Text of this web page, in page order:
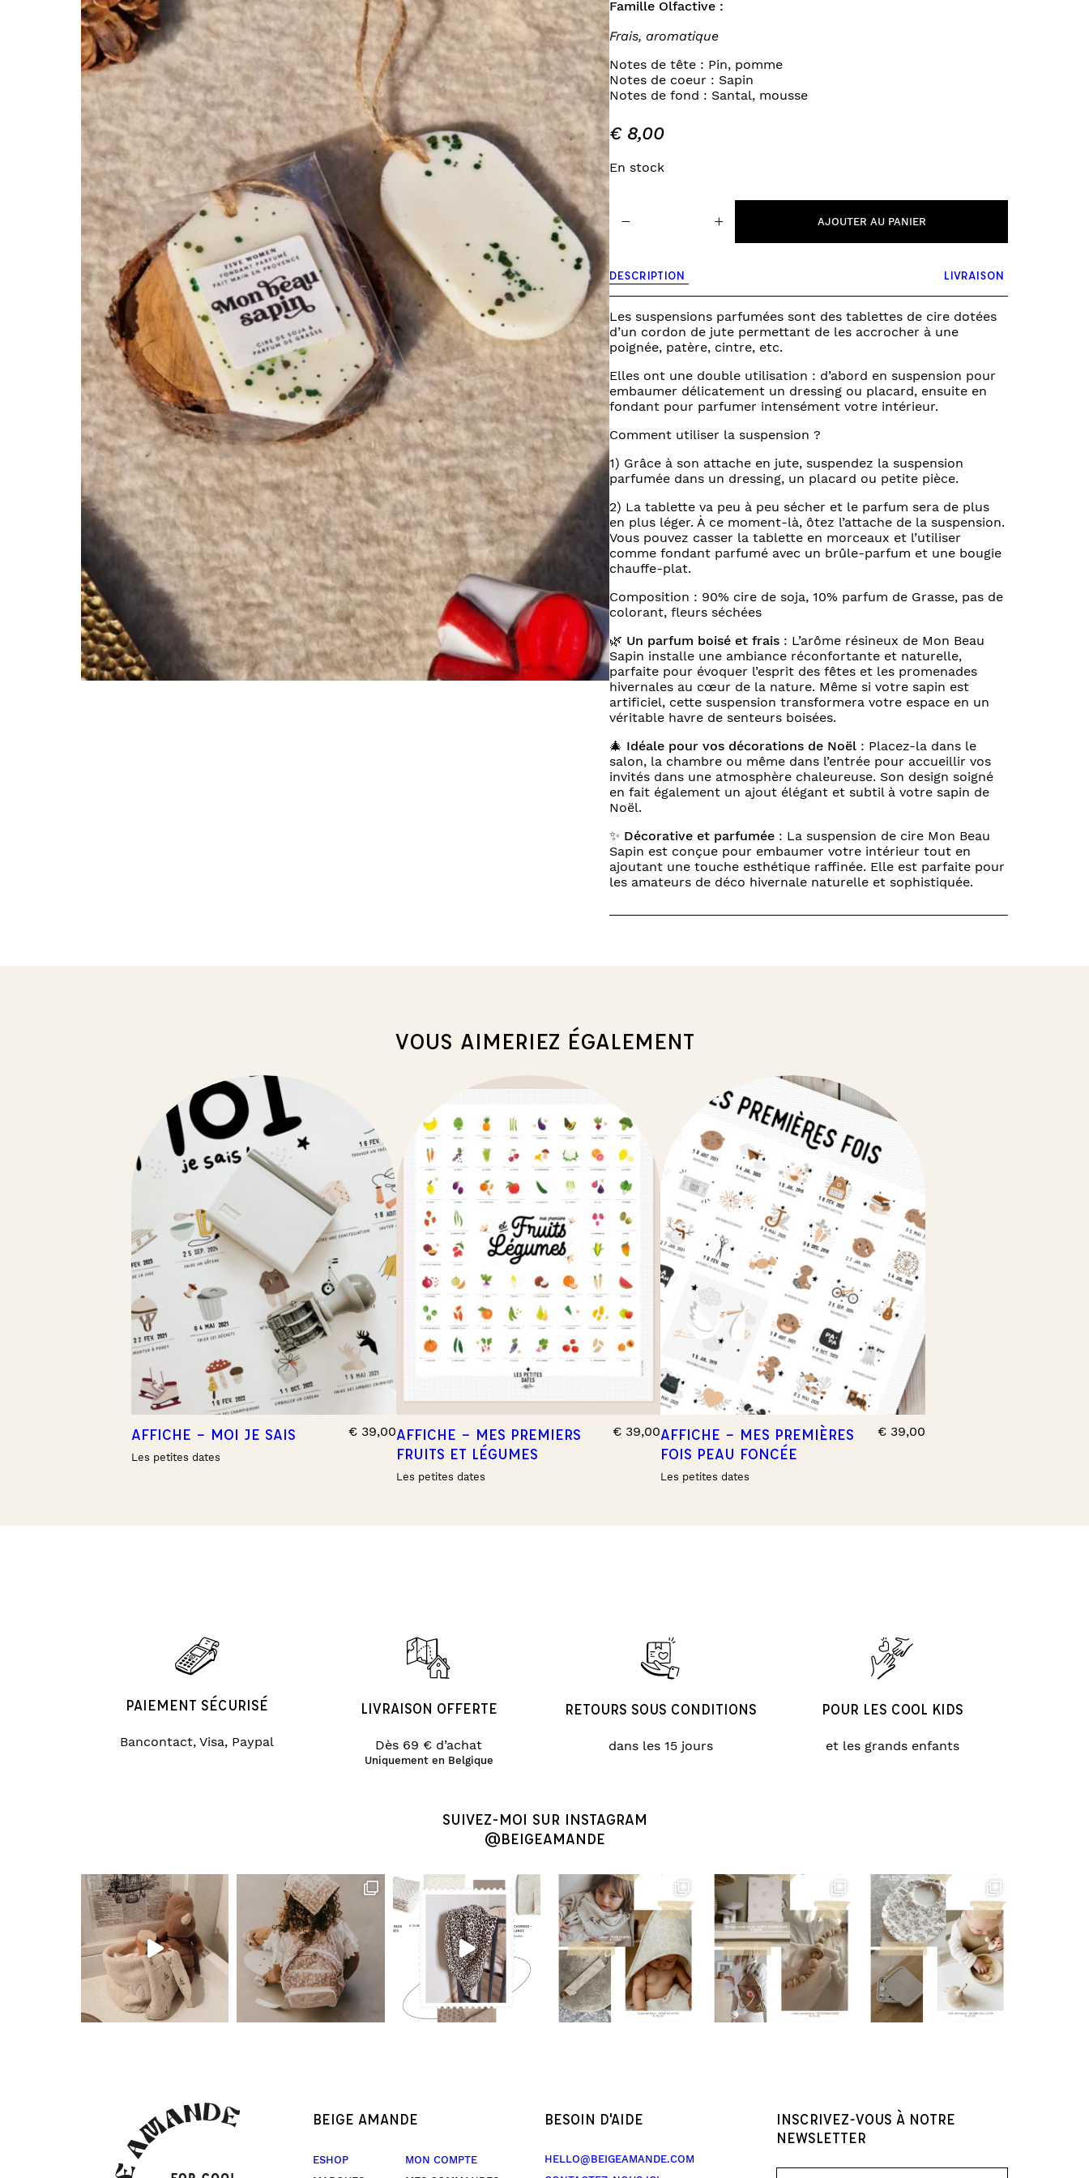
T-SHIRTS/BLOUSES
TÉTINES ET ATTACHES TÉTINES
TROUSSES DE TOILETTE
SAVONS
TOURS DE LIT
VEILLEUSES
BIJOUX
BOUGIES
BRÛLES PARFUM
FONDANTS PARFUMÉS
PAPETERIE
PARFUMS VOITURE
SAC WEEK-END
SAVONS
SPRAY TEXTILES
SUSPENSIONS PARFUMÉES
TABLEAUX D’APPRENTISSAGES
CARTE CADEAU 💌
Famille Olfactive :
Frais, aromatique
Notes de tête : Pin, pomme
Notes de coeur : Sapin
Notes de fond : Santal, mousse
€8,00
En stock
quantité
de
-
mon
beau
sapin
− + AJOUTER AU PANIER
DESCRIPTION LIVRAISON
Les suspensions parfumées sont des tablettes de cire dotées
d’un cordon de jute permettant de les accrocher à une
poignée, patère, cintre, etc.
Elles ont une double utilisation : d’abord en suspension pour
embaumer délicatement un dressing ou placard, ensuite en
fondant pour parfumer intensément votre intérieur.
Comment utiliser la suspension ?
1) Grâce à son attache en jute, suspendez la suspension
parfumée dans un dressing, un placard ou petite pièce.
2) La tablette va peu à peu sécher et le parfum sera de plus
en plus léger. À ce moment-là, ôtez l’attache de la suspension.
Vous pouvez casser la tablette en morceaux et l’utiliser
comme fondant parfumé avec un brûle-parfum et une bougie
chauffe-plat.
Composition : 90% cire de soja, 10% parfum de Grasse, pas de
colorant, fleurs séchées
🌿 Un parfum boisé et frais : L’arôme résineux de Mon Beau
Sapin installe une ambiance réconfortante et naturelle,
parfaite pour évoquer l’esprit des fêtes et les promenades
hivernales au cœur de la nature. Même si votre sapin est
artificiel, cette suspension transformera votre espace en un
véritable havre de senteurs boisées.
🎄 Idéale pour vos décorations de Noël : Placez-la dans le
salon, la chambre ou même dans l’entrée pour accueillir vos
invités dans une atmosphère chaleureuse. Son design soigné
en fait également un ajout élégant et subtil à votre sapin de
Noël.
✨ Décorative et parfumée : La suspension de cire Mon Beau
Sapin est conçue pour embaumer votre intérieur tout en
ajoutant une touche esthétique raffinée. Elle est parfaite pour
les amateurs de déco hivernale naturelle et sophistiquée.
VOUS AIMERIEZ ÉGALEMENT
AFFICHE – MOI JE SAIS
Les petites dates
€39,00AFFICHE – MES PREMIERS
FRUITS ET LÉGUMES
Les petites dates
€ 39,00AFFICHE – MES PREMIÈRES
FOIS PEAU FONCÉE
Les petites dates
€39,00
PAIEMENT SÉCURISÉ
Bancontact, Visa, Paypal
LIVRAISON OFFERTE
Dès 69 € d’achat
Uniquement en Belgique
RETOURS SOUS CONDITIONS
dans les 15 jours
POUR LES COOL KIDS
et les grands enfants
SUIVEZ-MOI SUR INSTAGRAM
@BEIGEAMANDE
BEIGE AMANDE
ESHOP
MON COMPTE
BESOIN D'AIDE
HELLO@BEIGEAMANDE.COM
INSCRIVEZ-VOUS À NOTRE
NEWSLETTER